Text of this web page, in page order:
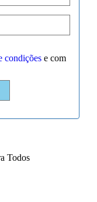
condições e com
Todos